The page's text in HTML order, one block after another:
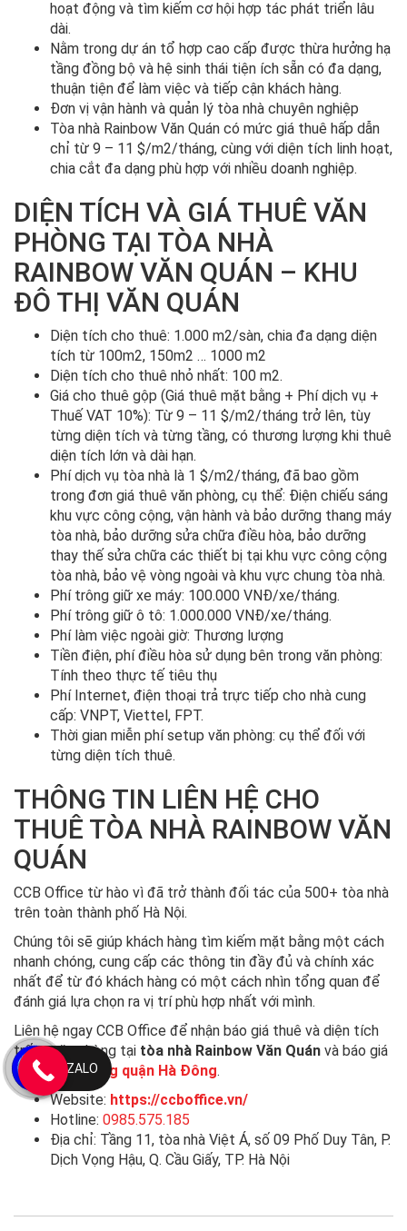
hoạt động và tìm kiếm cơ hội hợp tác phát triển lâu
dài.
Nằm trong dự án tổ hợp cao cấp được thừa hưởng hạ
tầng đồng bộ và hệ sinh thái tiện ích sẵn có đa dạng,
thuận tiện để làm việc và tiếp cận khách hàng.
Đơn vị vận hành và quản lý tòa nhà chuyên nghiệp
Tòa nhà Rainbow Văn Quán có mức giá thuê hấp dẫn
chỉ từ 9 – 11 $/m2/tháng, cùng với diện tích linh hoạt,
chia cắt đa dạng phù hợp với nhiều doanh nghiệp.
DIỆN TÍCH VÀ GIÁ THUÊ VĂN
PHÒNG TẠI TÒA NHÀ
RAINBOW VĂN QUÁN – KHU
ĐÔ THỊ VĂN QUÁN
Diện tích cho thuê: 1.000 m2/sàn, chia đa dạng diện
tích từ 100m2, 150m2 … 1000 m2
Diện tích cho thuê nhỏ nhất: 100 m2.
Giá cho thuê gộp (Giá thuê mặt bằng + Phí dịch vụ +
Thuế VAT 10%): Từ 9 – 11 $/m2/tháng trở lên, tùy
từng diện tích và từng tầng, có thương lượng khi thuê
diện tích lớn và dài hạn.
Phí dịch vụ tòa nhà là 1 $/m2/tháng, đã bao gồm
trong đơn giá thuê văn phòng, cụ thể: Điện chiếu sáng
khu vực công cộng, vận hành và bảo dưỡng thang máy
tòa nhà, bảo dưỡng sửa chữa điều hòa, bảo dưỡng
thay thế sửa chữa các thiết bị tại khu vực công cộng
tòa nhà, bảo vệ vòng ngoài và khu vực chung tòa nhà.
Phí trông giữ xe máy: 100.000 VNĐ/xe/tháng.
Phí trông giữ ô tô: 1.000.000 VNĐ/xe/tháng.
Phí làm việc ngoài giờ: Thương lượng
Tiền điện, phí điều hòa sử dụng bên trong văn phòng:
Tính theo thực tế tiêu thụ
Phí Internet, điện thoại trả trực tiếp cho nhà cung
cấp: VNPT, Viettel, FPT.
Thời gian miễn phí setup văn phòng: cụ thể đối với
từng diện tích thuê.
THÔNG TIN LIÊN HỆ CHO
THUÊ TÒA NHÀ RAINBOW VĂN
QUÁN
CCB Office từ hào vì đã trở thành đối tác của 500+ tòa nhà
trên toàn thành phố Hà Nội.
Chúng tôi sẽ giúp khách hàng tìm kiếm mặt bằng một cách
nhanh chóng, cung cấp các thông tin đầy đủ và chính xác
nhất để từ đó khách hàng có một cách nhìn tổng quan để
đánh giá lựa chọn ra vị trí phù hợp nhất với mình.
Liên hệ ngay CCB Office để nhận báo giá thuê và diện tích
trống văn phòng tại tòa nhà Rainbow Văn Quán và báo giá
thuê văn phòng quận Hà Đông.
Website: https://ccboffice.vn/
Hotline: 0985.575.185
Địa chỉ: Tầng 11, tòa nhà Việt Á, số 09 Phố Duy Tân, P.
Dịch Vọng Hậu, Q. Cầu Giấy, TP. Hà Nội
ZALO